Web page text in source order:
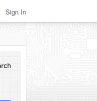
Sign In